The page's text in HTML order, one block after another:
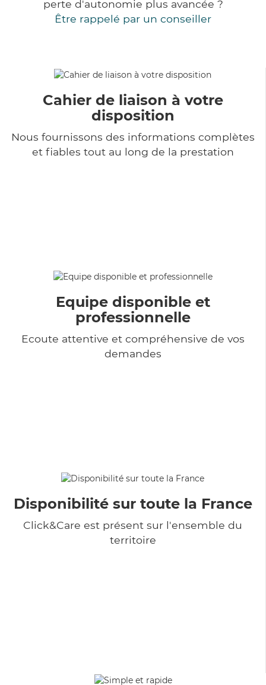
perte d'autonomie plus avancée ?
Être rappelé par un conseiller
Cahier de liaison à votre
disposition
Nous fournissons des informations complètes
et fiables tout au long de la prestation
Equipe disponible et
professionnelle
Ecoute attentive et compréhensive de vos
demandes
Disponibilité sur toute la France
Click&Care est présent sur l'ensemble du
territoire